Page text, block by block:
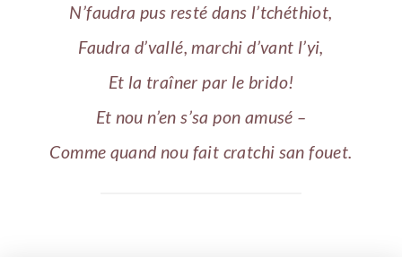
N’faudra pus resté dans l’tchéthiot,
Faudra d’vallé, marchi d’vant l’yi,
Et la traîner par le brido!
Et nou n’en s’sa pon amusé –
Comme quand nou fait cratchi san fouet.